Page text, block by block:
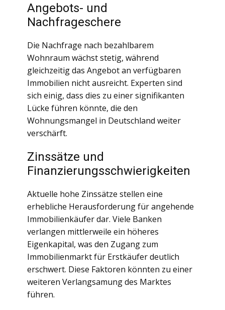
Angebots- und
Nachfrageschere
Die Nachfrage nach bezahlbarem
Wohnraum wächst stetig, während
gleichzeitig das Angebot an verfügbaren
Immobilien nicht ausreicht. Experten sind
sich einig, dass dies zu einer signifikanten
Lücke führen könnte, die den
Wohnungsmangel in Deutschland weiter
verschärft.
Zinssätze und
Finanzierungsschwierigkeiten
Aktuelle hohe Zinssätze stellen eine
erhebliche Herausforderung für angehende
Immobilienkäufer dar. Viele Banken
verlangen mittlerweile ein höheres
Eigenkapital, was den Zugang zum
Immobilienmarkt für Erstkäufer deutlich
erschwert. Diese Faktoren könnten zu einer
weiteren Verlangsamung des Marktes
führen.